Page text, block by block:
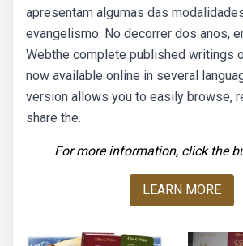
apresentam algumas das
evangelismo. No decorrer dos anos,
Webthe complete published writings
now available online in several
version allows you to easily browse,
share the.
For more information, click the
LEARN MORE